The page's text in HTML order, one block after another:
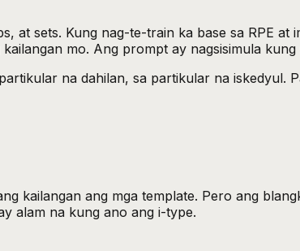
at sets. Kung nag-te-train ka base sa RPE
mo. Ang prompt ay nagsisimula
na dahilan, sa partikular na iskedyul.
kailangan ang mga template. Pero ang
alam na kung ano ang i-type.